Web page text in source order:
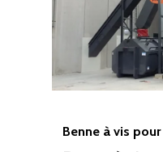
Benne à vis